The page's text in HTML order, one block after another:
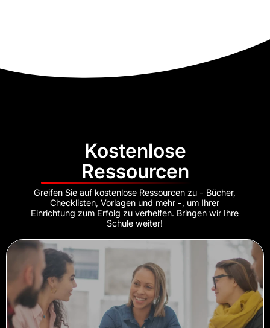
Kostenlose
Ressourcen
Greifen Sie auf kostenlose Ressourcen zu - Bücher,
Checklisten, Vorlagen und mehr -, um Ihrer
Einrichtung zum Erfolg zu verhelfen. Bringen wir Ihre
Schule weiter!